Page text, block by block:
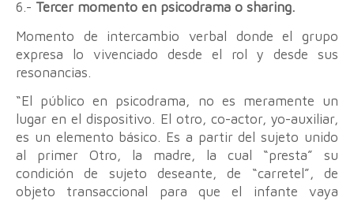
6.- Tercer momento en psicodrama o sharing.
Momento de intercambio verbal donde el grupo
expresa lo vivenciado desde el rol y desde sus
resonancias.
“El público en psicodrama, no es meramente un
lugar en el dispositivo. El otro, co-actor, yo-auxiliar,
es un elemento básico. Es a partir del sujeto unido
al primer Otro, la madre, la cual “presta” su
condición de sujeto deseante, de “carretel”, de
objeto transaccional para que el infante vaya